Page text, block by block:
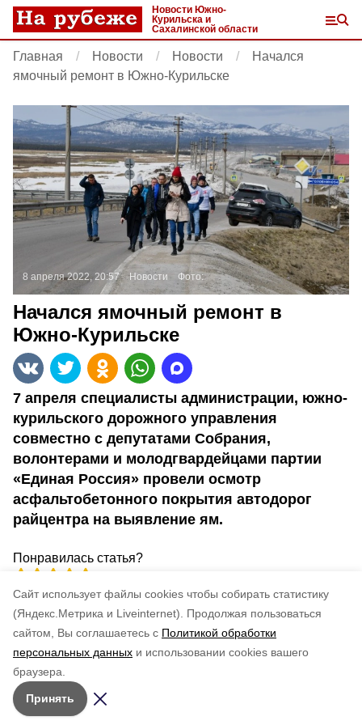
Cайт использует файлы cookies чтобы собирать статистику
(Яндекс.Метрика и Liveinternet).
Продолжая пользоваться
сайтом, Вы соглашаетесь с Политикой обработки
персональных данных и использовании cookies вашего
браузера.
Принять
Новости Южно-
Курильска и
Сахалинской области
Главная Новости Новости
Начался
ямочный ремонт в Южно-Курильске
8 апреля 2022, 20:57 Новости Фото:
Начался ямочный ремонт в
Южно-Курильске
7 апреля специалисты администрации, южно-
курильского дорожного управления
совместно с депутатами Собрания,
волонтерами и молодгвардейцами партии
«Единая Россия» провели осмотр
асфальтобетонного покрытия автодорог
райцентра на выявление ям.
Понравилась статья?
5 4 3 2 1